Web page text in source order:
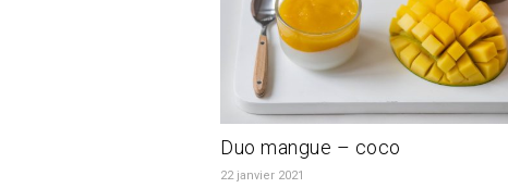
Duo mangue – coco
22 janvier 2021